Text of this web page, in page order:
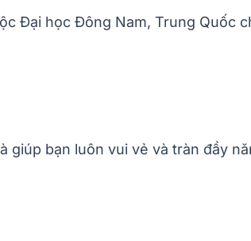
Đại học Đông Nam, Trung Quốc
bạn luôn vui vẻ và tràn đầy